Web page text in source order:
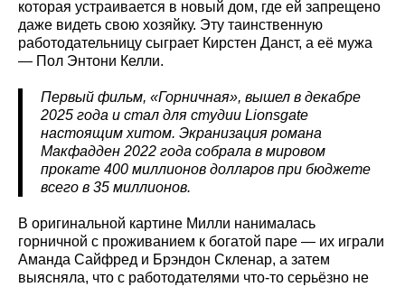
которая устраивается в новый дом, где ей запрещено
даже видеть свою хозяйку. Эту таинственную
работодательницу сыграет Кирстен Данст, а её мужа
— Пол Энтони Келли.
Первый фильм, «Горничная», вышел в декабре
2025 года и стал для студии Lionsgate
настоящим хитом. Экранизация романа
Макфадден 2022 года собрала в мировом
прокате 400 миллионов долларов при бюджете
всего в 35 миллионов.
В оригинальной картине Милли нанималась
горничной с проживанием к богатой паре — их играли
Аманда Сайфред и Брэндон Скленар, а затем
выясняла, что с работодателями что-то серьёзно не